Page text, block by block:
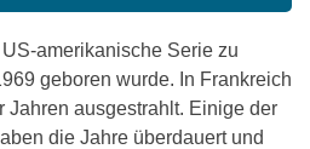
amerikanische Serie zu
geboren wurde. In Frankreich
Jahren ausgestrahlt. Einige der
die Jahre überdauert und